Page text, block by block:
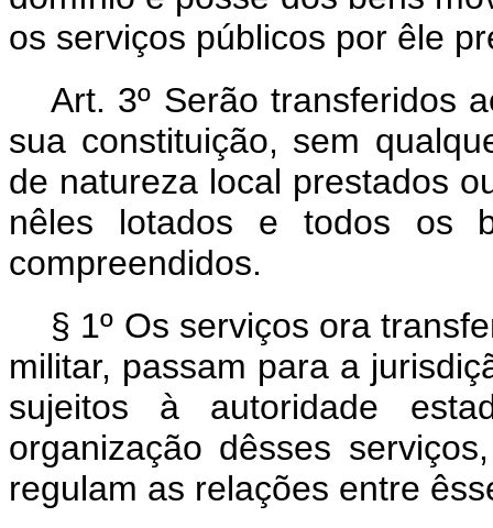
os serviços públicos por êle
Art. 3º Serão transferidos
sua constituição, sem
de natureza local prestados
nêles lotados e todos os
compreendidos.
§ 1º Os serviços ora
militar, passam para a
sujeitos à autoridade
organização dêsses
regulam as relações entre